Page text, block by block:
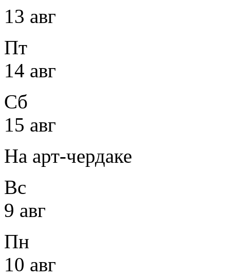
13 авг
Пт
14 авг
Сб
15 авг
На арт-чердаке
Вс
9 авг
Пн
10 авг